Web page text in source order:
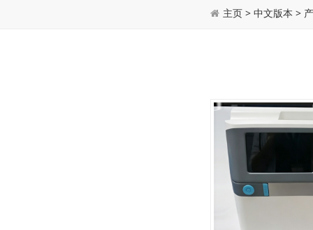
主页 > 中文版本 >